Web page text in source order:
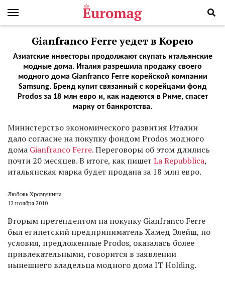
Gianfranco Ferre уедет в Корею
Азиатские инвесторы продолжают скупать итальянские
модные дома. Италия разрешила продажу своего
модного дома Gianfranco Ferre корейской компании
Samsung. Бренд купит связанный с корейцами фонд
Prodos за 18 млн евро и, как надеются в Риме, спасет
марку от банкротства.
Министерство экономического развития Италии
дало согласие на покупку фондом Prodos модного
дома Gianfranco Ferre. Переговоры об этом длились
почти 20 месяцев. В итоге, как пишет La Repubblica,
итальянская марка будет продана за 18 млн евро.
Любовь Хромушина
12 ноября 2010
Вторым претендентом на покупку Gianfranco Ferre
был египетский предприниматель Хамед Элейш, но
условия, предложенные Prodos, оказалась более
привлекательными, говорится в заявлении
нынешнего владельца модного дома IT Holding.